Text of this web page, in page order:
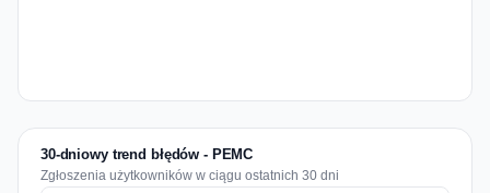
30-dniowy trend błędów - PEMC
Zgłoszenia użytkowników w ciągu ostatnich 30 dni